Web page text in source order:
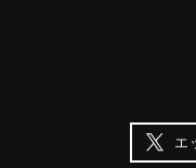
エ